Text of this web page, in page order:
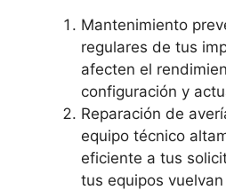
Mantenimiento
regulares de tus
afecten el
configuración y
Reparación de
equipo técnico
eficiente a tus
tus equipos